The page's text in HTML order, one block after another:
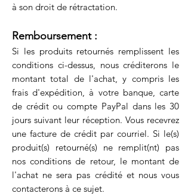
à son droit de rétractation.
Remboursement :
Si les produits retournés remplissent les
conditions ci-dessus, nous créditerons le
montant total de l'achat, y compris les
frais d'expédition, à votre banque, carte
de crédit ou compte PayPal dans les 30
jours suivant leur réception. Vous recevrez
une facture de crédit par courriel. Si le(s)
produit(s) retourné(s) ne remplit(nt) pas
nos conditions de retour, le montant de
l'achat ne sera pas crédité et nous vous
contacterons à ce sujet.